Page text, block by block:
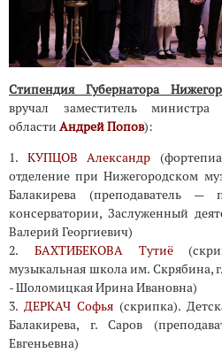
Стипендия Губернатора
вручал заместитель министра
области Андрей Попов):
1.КУПЦОВ Александр
отделение при Нижегородском
Балакирева (преподаватель —
консерватории, Заслуженный
Валерий Георгиевич)
2. БАХТИБЕКОВА Тутиё
музыкальная школа им. Скрябина,
- Шоломицкая Ирина Ивановна)
3. ДЕРКАЧ Софья (скрипка).
Балакирева, г. Саров
Евгеньевна)